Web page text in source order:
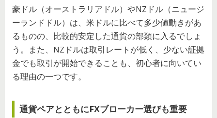
豪ドル（オーストラリアドル）やNZドル（ニュージ
ーランドドル）は、米ドルに比べて多少値動きがあ
るものの、比較的安定した通貨の部類に入るでしょ
う。また、NZドルは取引レートが低く、少ない証拠
金でも取引が開始できることも、初心者に向いてい
る理由の一つです。
通貨ペアとともにFXブローカー選びも重要